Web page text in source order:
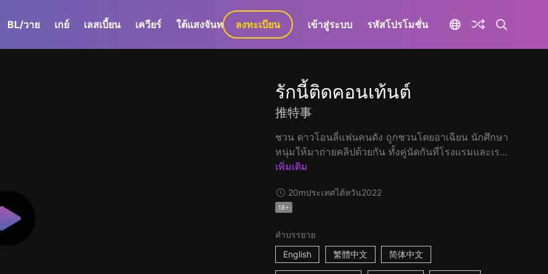
BL/วาย เกย์ เลสเบี้ยน เควียร์ ใต้แสงจันทร์ GaLa+
ลงทะเบียน เข้าสู่ระบบ รหัสโปรโมชั่น
รักนี้ติดคอนเท้นต์
推特事
ชวน ดาวโอนลี่แฟนคนดัง ถูกชวนโดยอาเฉียน นักศึกษา
หนุ่มให้มาถ่ายคลิปด้วยกัน ทั้งคู่นัดกันที่โรงแรมและเร...
เพิ่มเติม
20mประเทศไต้หวัน2022
18+
คำบรรยาย
English
繁體中文 简体中文